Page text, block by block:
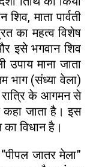
माता पार्वती
का महत्व विशेष
इसे भगवान शिव
उपाय माना जाता
भाग (संध्या वेला)
रात्रि के आगमन से
जाता है। इस
विधान है।
जातर मेला”